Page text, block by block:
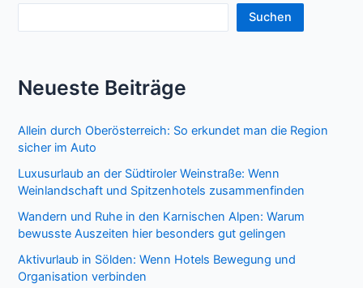
Suchen
Neueste Beiträge
Allein durch Oberösterreich: So erkundet man die Region
sicher im Auto
Luxusurlaub an der Südtiroler Weinstraße: Wenn
Weinlandschaft und Spitzenhotels zusammenfinden
Wandern und Ruhe in den Karnischen Alpen: Warum
bewusste Auszeiten hier besonders gut gelingen
Aktivurlaub in Sölden: Wenn Hotels Bewegung und
Organisation verbinden